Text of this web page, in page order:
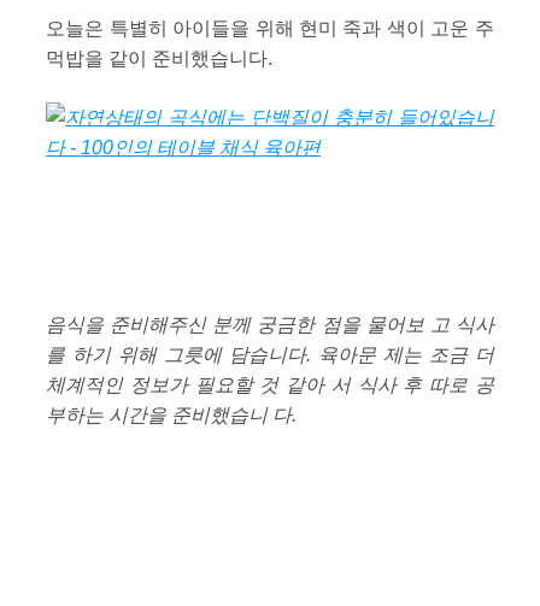
오늘은 특별히 아이들을 위해 현미 죽과 색이 고운 주
먹밥을 같이 준비했습니다.
음식을 준비해주신 분께 궁금한 점을 물어보 고 식사
를 하기 위해 그릇에 담습니다. 육아문 제는 조금 더
체계적인 정보가 필요할 것 같아 서 식사 후 따로 공
부하는 시간을 준비했습니 다.